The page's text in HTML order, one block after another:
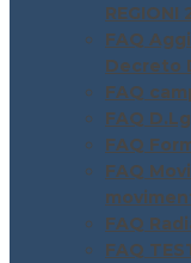
REGIONI
FAQ
Decreto
FAQ
FAQ
FAQ
FAQ
FAQ
FAQ